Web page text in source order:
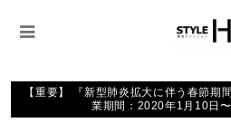
【重要】 『新型肺炎拡大に伴う春節期
業期間：2020年1月10日